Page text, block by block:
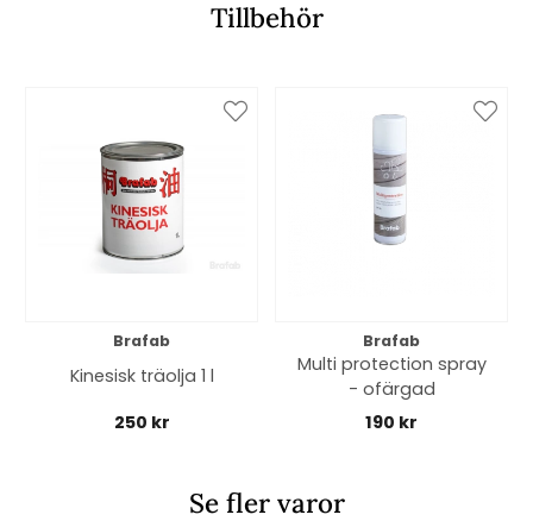
Tillbehör
Brafab
Kinesisk träolja 1 l
250 kr
Brafab
Multi protection spray
- ofärgad
190 kr
Se fler varor